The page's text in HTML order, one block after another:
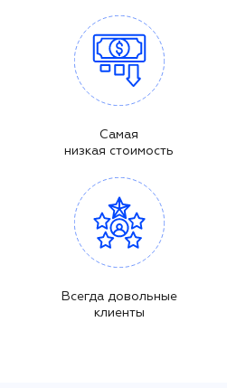
Самая
низкая стоимость
Всегда довольные
клиенты